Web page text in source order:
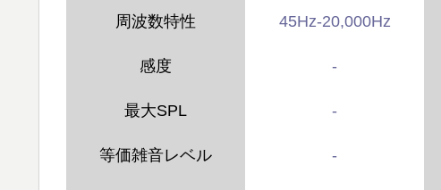
周波数特性 45Hz-20,000Hz
感度 -
最大SPL -
等価雑音レベル -